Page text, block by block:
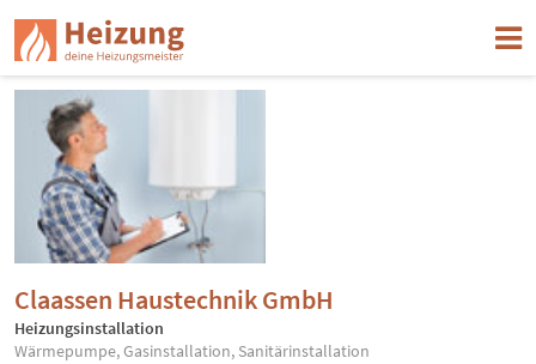
Claassen Haustechnik GmbH
Heizungsinstallation
Wärmepumpe, Gasinstallation, Sanitärinstallation